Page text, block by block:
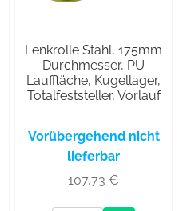
Lenkrolle Stahl, 175mm
Durchmesser, PU
Lauffläche, Kugellager,
Totalfeststeller, Vorlauf
Vorübergehend nicht
lieferbar
107,73€